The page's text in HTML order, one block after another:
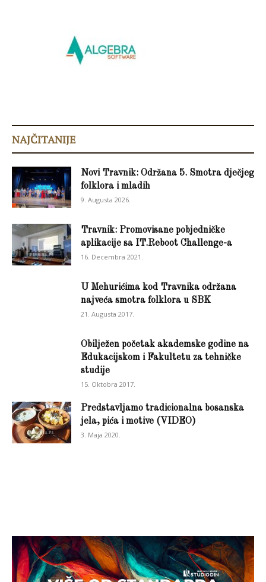
NAJČITANIJE
Novi Travnik: Održana 5. Smotra dječjeg
folklora i mladih
9. Augusta 2026.
Travnik: Promovisane pobjedničke
aplikacije sa IT.Reboot Challenge-a
16. Decembra 2021.
U Mehurićima kod Travnika održana
najveća smotra folklora u SBK
21. Augusta 2017.
Obilježen početak akademske godine na
Edukacijskom i Fakultetu za tehničke
studije
15. Oktobra 2017.
Predstavljamo tradicionalna bosanska
jela, pića i motive (VIDEO)
3. Maja 2020.